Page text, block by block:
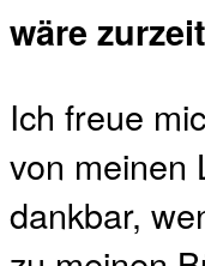
wäre
Ich freue
von meinen
dankbar,